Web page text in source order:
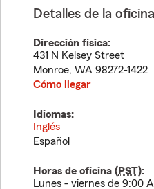
Detalles de la
Dirección física:
431 N Kelsey Street
Monroe, WA 98272-1422
Cómo llegar
Idiomas:
Inglés
Español
Horas de oficina (PST):
Lunes - viernes de 9:00